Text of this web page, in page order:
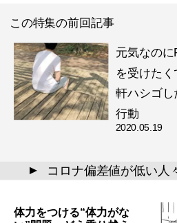
この特集の前回記事
元気なの
を受けた
軒ハシゴし
行動
2020.05.19
▲ コロナ偏差値が低い人
体力をつける“体力がな